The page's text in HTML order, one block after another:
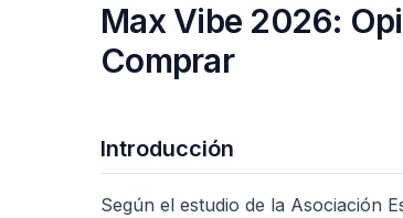
Max Vibe 2026:
Comprar
Introducción
Según el estudio de la Asociación